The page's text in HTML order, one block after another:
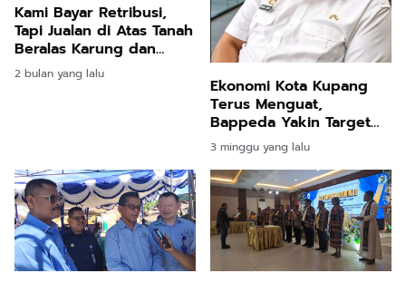
Kami Bayar Retribusi,
Tapi Jualan di Atas Tanah
Beralas Karung dan
Kardus”: Pedagang Pasar
Wairkoja Desak Pemkab
2 bulan yang lalu
Ekonomi Kota Kupang
Terus Menguat,
Bappeda Yakin Target
Pembangunan 2026
Tercapai
3 minggu yang lalu